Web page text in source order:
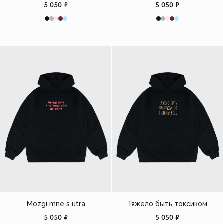
5 050 ₽
5 050 ₽
Mozgi mne s utra
5 050 ₽
Тяжело быть токсиком
5 050 ₽